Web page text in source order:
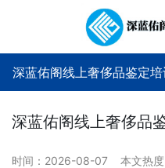
深蓝佑阁线上奢侈品鉴定
深蓝佑阁线上奢侈品
时间：2026-08-07 本文热度